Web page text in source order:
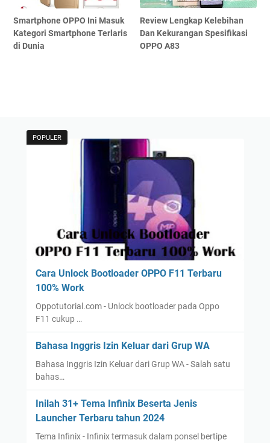
Smartphone OPPO Ini Masuk
Kategori Smartphone Terlaris
di Dunia
Review Lengkap Kelebihan
Dan Kekurangan Spesifikasi
OPPO A83
POPULER
Cara Unlock Bootloader OPPO F11 Terbaru
100% Work
Oppotutorial.com - Unlock bootloader pada Oppo
F11 cukup …
Bahasa Inggris Izin Keluar dari Grup WA
Bahasa Inggris Izin Keluar dari Grup WA - Salah satu
bahas…
Inilah 31+ Tema Infinix Beserta Jenis
Launcher Terbaru tahun 2024
Tema Infinix - Infinix termasuk dalam ponsel bertipe